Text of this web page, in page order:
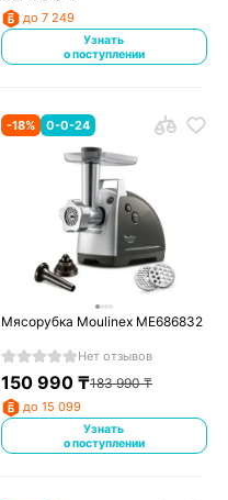
до 7 249
Узнать
о поступлении
-18% 0-0-24
Мясорубка Moulinex ME686832
Нет отзывов
150 990 ₸183 990₸
до 15 099
Узнать
о поступлении